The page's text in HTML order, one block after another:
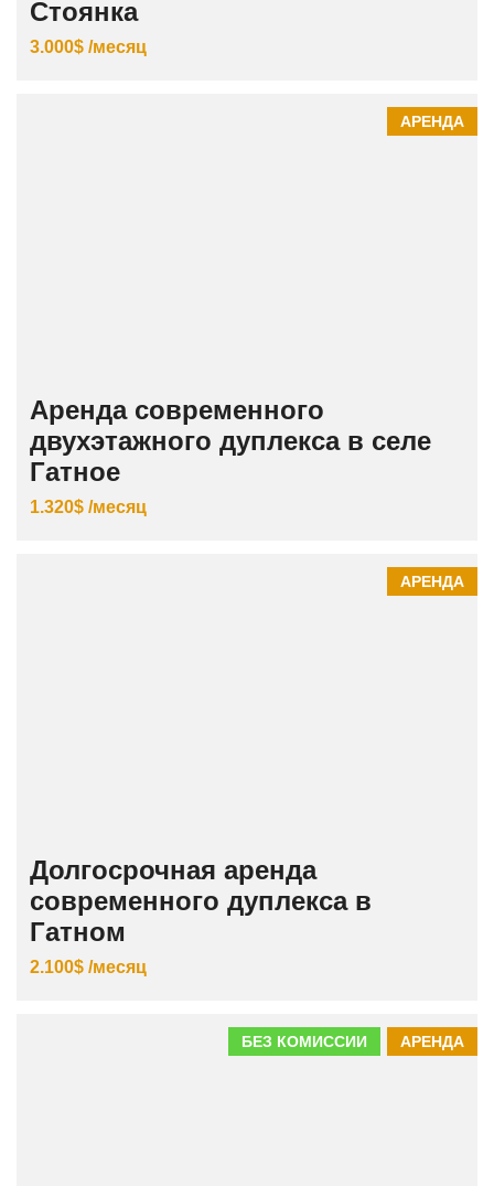
Стоянка
3.000$ /месяц
АРЕНДА
Аренда современного
двухэтажного дуплекса в селе
Гатное
1.320$ /месяц
АРЕНДА
Долгосрочная аренда
современного дуплекса в
Гатном
2.100$ /месяц
АРЕНДА
БЕЗ КОМИССИИ